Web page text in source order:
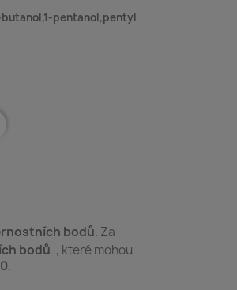
pentanol,pentyl
bodů. Za
bodů. , které mohou
.